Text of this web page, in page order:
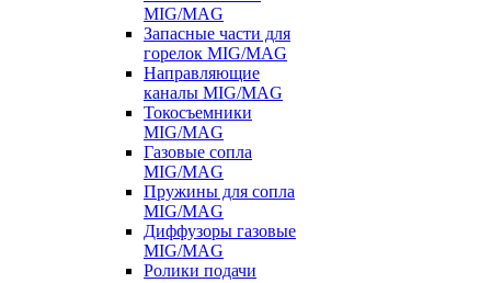
MIG/MAG
Запасные части для
горелок MIG/MAG
Направляющие
каналы MIG/MAG
Токосъемники
MIG/MAG
Газовые сопла
MIG/MAG
Пружины для сопла
MIG/MAG
Диффузоры газовые
MIG/MAG
Ролики подачи